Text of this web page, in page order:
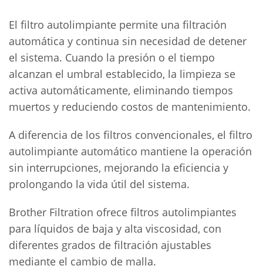
El filtro autolimpiante permite una filtración
automática y continua sin necesidad de detener
el sistema. Cuando la presión o el tiempo
alcanzan el umbral establecido, la limpieza se
activa automáticamente, eliminando tiempos
muertos y reduciendo costos de mantenimiento.
A diferencia de los filtros convencionales, el filtro
autolimpiante automático mantiene la operación
sin interrupciones, mejorando la eficiencia y
prolongando la vida útil del sistema.
Brother Filtration ofrece filtros autolimpiantes
para líquidos de baja y alta viscosidad, con
diferentes grados de filtración ajustables
mediante el cambio de malla.